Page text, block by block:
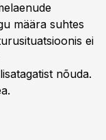
määra suhtes
ei
nõuda.